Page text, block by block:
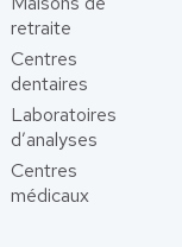
retraite
Centres
dentaires
Laboratoires
d’analyses
Centres
médicaux